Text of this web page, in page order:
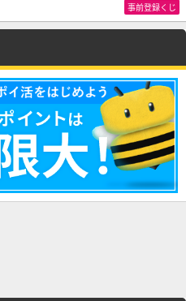
事前登録くじ